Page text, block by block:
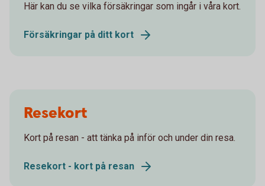
Här kan du se vilka försäkringar som ingår i våra kort.
Försäkringar på ditt kort
Resekort
Kort på resan - att tänka på inför och under din resa.
Resekort - kort på resan